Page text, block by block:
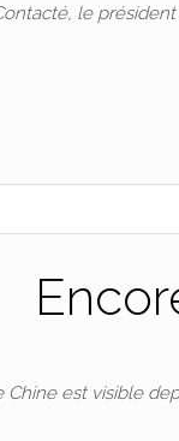
le président
est visible